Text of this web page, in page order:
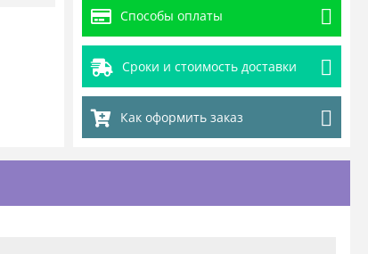
Способы оплаты
Сроки и стоимость доставки
Как оформить заказ